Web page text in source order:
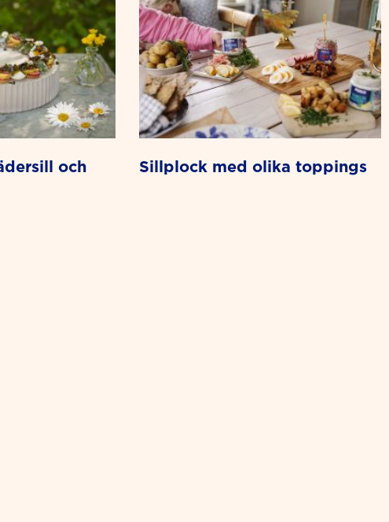
sillplock med olika toppings